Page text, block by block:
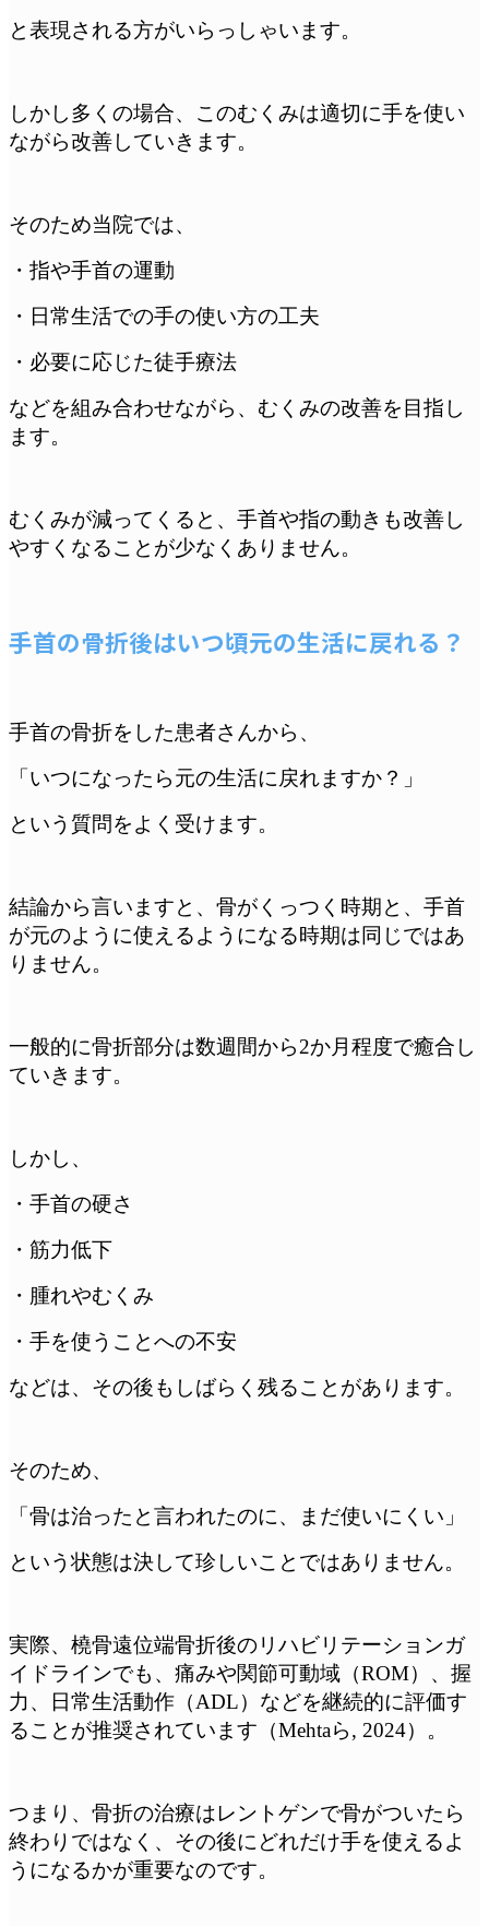
と表現される方がいらっしゃいます。
しかし多くの場合、このむくみは適切に手を使い
ながら改善していきます。
そのため当院では、
・指や手首の運動
・日常生活での手の使い方の工夫
・必要に応じた徒手療法
などを組み合わせながら、むくみの改善を目指し
ます。
むくみが減ってくると、手首や指の動きも改善し
やすくなることが少なくありません。
手首の骨折後はいつ頃元の生活に戻れる？
手首の骨折をした患者さんから、
「いつになったら元の生活に戻れますか？」
という質問をよく受けます。
結論から言いますと、骨がくっつく時期と、手首
が元のように使えるようになる時期は同じではあ
りません。
一般的に骨折部分は数週間から2か月程度で癒合し
ていきます。
しかし、
・手首の硬さ
・筋力低下
・腫れやむくみ
・手を使うことへの不安
などは、その後もしばらく残ることがあります。
そのため、
「骨は治ったと言われたのに、まだ使いにくい」
という状態は決して珍しいことではありません。
実際、橈骨遠位端骨折後のリハビリテーションガ
イドラインでも、痛みや関節可動域（ROM）、握
力、日常生活動作（ADL）などを継続的に評価す
ることが推奨されています（Mehtaら, 2024）。
つまり、骨折の治療はレントゲンで骨がついたら
終わりではなく、その後にどれだけ手を使えるよ
うになるかが重要なのです。